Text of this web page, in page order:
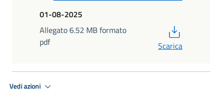
01-08-2025
Allegato 6.52 MB formato
pdf
Scarica
Vedi azioni